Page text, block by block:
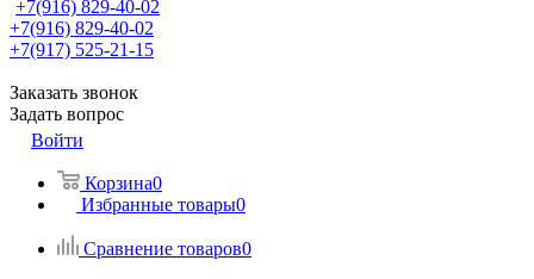
+7(916) 829-40-02
+7(916) 829-40-02
+7(917) 525-21-15
Заказать звонок
Задать вопрос
Войти
Корзина0
Избранные товары0
Сравнение товаров0